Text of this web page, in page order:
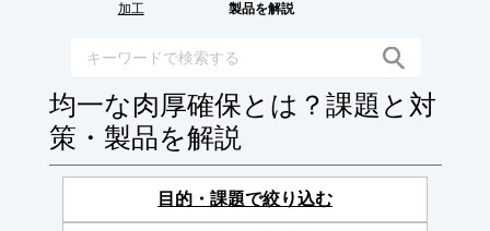
加工
製品を解説
均一な肉厚確保とは？課題と対
策・製品を解説
目的・課題で絞り込む